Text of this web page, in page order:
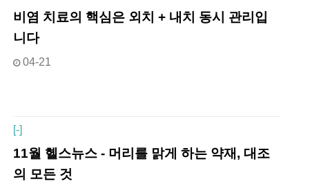
비염 치료의 핵심은 외치 + 내치 동시 관리입
니다
04-21
[-]
11월 헬스뉴스 - 머리를 맑게 하는 약재, 대조
의 모든 것